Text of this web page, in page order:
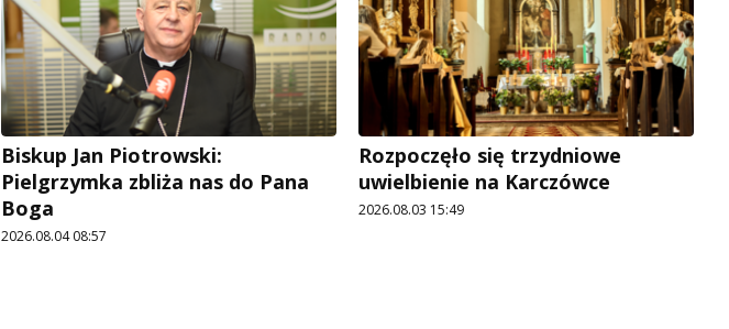
Biskup Jan Piotrowski:
Pielgrzymka zbliża nas do Pana
Boga
2026.08.04 08:57
Rozpoczęło się trzydniowe
uwielbienie na Karczówce
2026.08.03 15:49